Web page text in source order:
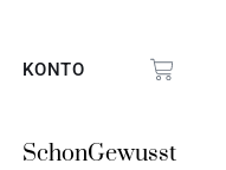
KONTO
SchonGewusst